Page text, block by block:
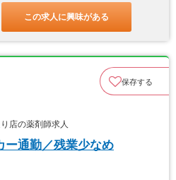
この求人に興味がある
保存する
店の薬剤師求人
ー通勤／残業少なめ